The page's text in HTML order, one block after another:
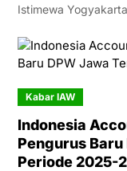
Istimewa
Kabar IAW
Indonesia
Pengurus Baru
Periode 2025-